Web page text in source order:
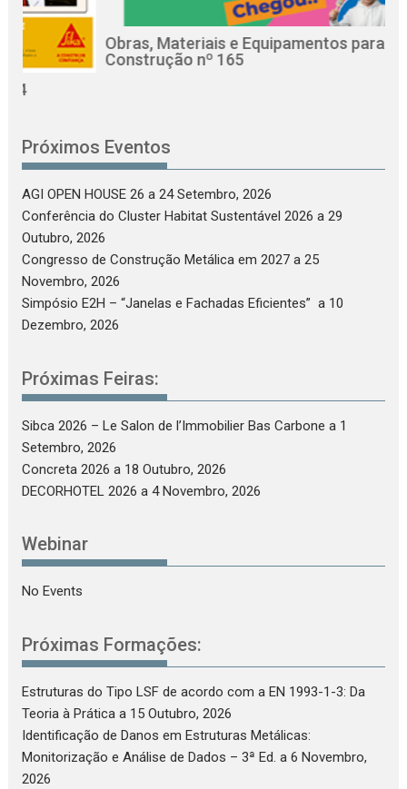
Obras, Materiais e Equipamentos para a
Construção nº 165
Próximos Eventos
AGI OPEN HOUSE 26 a 24 Setembro, 2026
Conferência do Cluster Habitat Sustentável 2026 a 29
Outubro, 2026
Congresso de Construção Metálica em 2027 a 25
Novembro, 2026
Simpósio E2H – “Janelas e Fachadas Eficientes” a 10
Dezembro, 2026
Próximas Feiras:
Sibca 2026 – Le Salon de l’Immobilier Bas Carbone a 1
Setembro, 2026
Concreta 2026 a 18 Outubro, 2026
DECORHOTEL 2026 a 4 Novembro, 2026
Webinar
No Events
Próximas Formações:
Estruturas do Tipo LSF de acordo com a EN 1993-1-3: Da
Teoria à Prática a 15 Outubro, 2026
Identificação de Danos em Estruturas Metálicas:
Monitorização e Análise de Dados – 3ª Ed. a 6 Novembro,
2026